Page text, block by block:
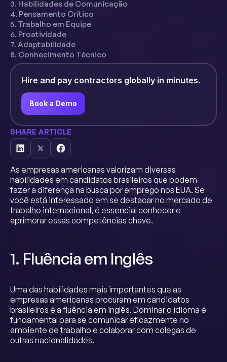
3. Habilidades de Comunicação
4. Pensamento Crítico
5. Trabalho em Equipe
6. Proatividade
7. Adaptabilidade
8. Conhecimento Técnico
Hire and pay contractors globally in minutes.
Book a Demo
SHARE ARTICLE
As empresas americanas valorizam diversas
habilidades em candidatos brasileiros que podem
fazer a diferença na busca por emprego nos EUA. Se
você está interessado em se destacar no mercado de
trabalho internacional, é essencial conhecer e
aprimorar essas competências chave.
1. Fluência em Inglês
Uma das habilidades mais importantes que as
empresas americanas procuram em candidatos
brasileiros é a fluência em inglês. Dominar o idioma é
fundamental para se comunicar eficazmente no
ambiente de trabalho e colaborar com colegas de
outras nacionalidades.